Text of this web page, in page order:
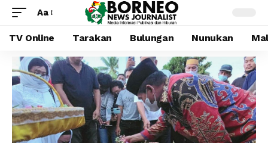
Aa
TV Online Tarakan Bulungan Nunukan